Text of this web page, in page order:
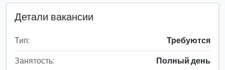
Детали вакансии
Тип:
Требуются
Занятость:
Полный день